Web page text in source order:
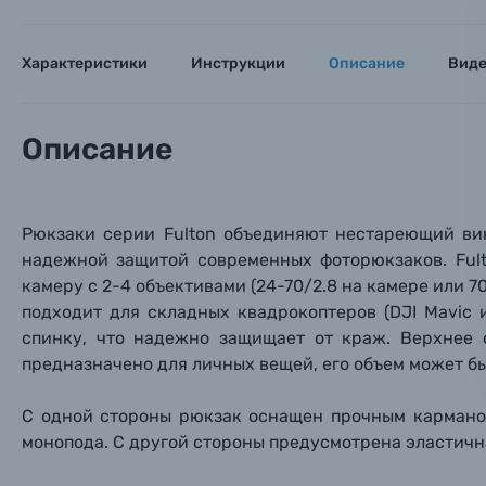
Оптические приборы
Электроника
Осветительное оборудование
Фоторамки
Книги о фотографии, альбомы известных
Вами с
Нажимая
Характеристики Инструкции Описание
Описание
Рюкзаки серии Fulton объединяют нестареющий
надежной защитой современных фоторюкзаков.
камеру с 2-4 объективами (24-70/2.8 на камере или
подходит для складных квадрокоптеров (DJI Mavic
спинку, что надежно защищает от краж. Верхнее
предназначено для личных вещей, его объем может
С одной стороны рюкзак оснащен прочным
монопода. С другой стороны предусмотрена